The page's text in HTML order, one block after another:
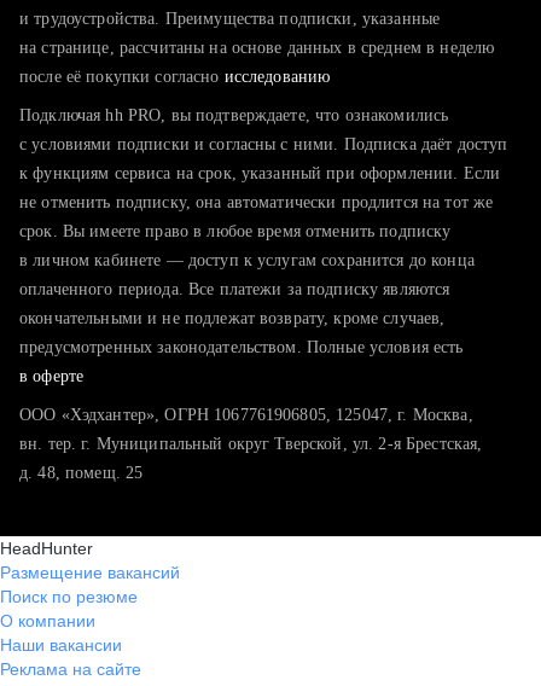
тратите много времени на поиск и вручную поднимаете
хотите сравнить себя с конкурентами и оценить шансы
и трудоустройства. Преимущества подписки, указанные
на странице, рассчитаны на основе данных в среднем в неделю
после её покупки согласно исследованию
Подключая hh PRO, вы подтверждаете, что ознакомились
с условиями подписки и согласны с ними. Подписка даёт доступ
к функциям сервиса на срок, указанный при оформлении. Если
не отменить подписку, она автоматически продлится на тот же
срок. Вы имеете право в любое время отменить подписку
в личном кабинете — доступ к услугам сохранится до конца
оплаченного периода. Все платежи за подписку являются
окончательными и не подлежат возврату, кроме случаев,
предусмотренных законодательством. Полные условия есть
в оферте
ООО «Хэдхантер», ОГРН 1067761906805, 125047, г. Москва,
вн. тер. г. Муниципальный округ Тверской, ул. 2-я Брестская,
д. 48, помещ. 25
HeadHunter
Размещение вакансий
Поиск по резюме
О компании
Наши вакансии
Реклама на сайте